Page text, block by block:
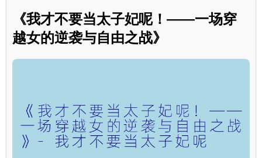
《我才不要当太子妃呢！——一场穿
越女的逆袭与自由之战》